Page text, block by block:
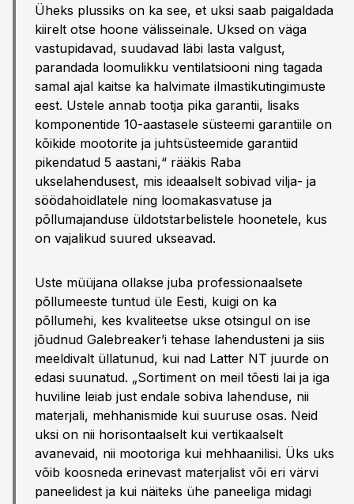
Üheks plussiks on ka see, et uksi saab paigaldada
kiirelt otse hoone välisseinale. Uksed on väga
vastupidavad, suudavad läbi lasta valgust,
parandada loomulikku ventilatsiooni ning tagada
samal ajal kaitse ka halvimate ilmastikutingimuste
eest. Ustele annab tootja pika garantii, lisaks
komponentide 10-aastasele süsteemi garantiile on
kõikide mootorite ja juhtsüsteemide garantiid
pikendatud 5 aastani,“ rääkis Raba
ukselahendusest, mis ideaalselt sobivad vilja- ja
söödahoidlatele ning loomakasvatuse ja
põllumajanduse üldotstarbelistele hoonetele, kus
on vajalikud suured ukseavad.
Uste müüjana ollakse juba professionaalsete
põllumeeste tuntud üle Eesti, kuigi on ka
põllumehi, kes kvaliteetse ukse otsingul on ise
jõudnud Galebreaker’i tehase lahendusteni ja siis
meeldivalt üllatunud, kui nad Latter NT juurde on
edasi suunatud. „Sortiment on meil tõesti lai ja iga
huviline leiab just endale sobiva lahenduse, nii
materjali, mehhanismide kui suuruse osas. Neid
uksi on nii horisontaalselt kui vertikaalselt
avanevaid, nii mootoriga kui mehhaanilisi. Üks uks
võib koosneda erinevast materjalist või eri värvi
paneelidest ja kui näiteks ühe paneeliga midagi